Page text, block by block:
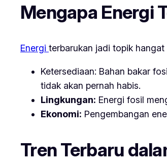
Mengapa Energi
Energi terbarukan jadi topik
Ketersediaan: Bahan bakar
tidak akan pernah habis.
Lingkungan: Energi fosil
Ekonomi: Pengembangan
Tren Terbaru